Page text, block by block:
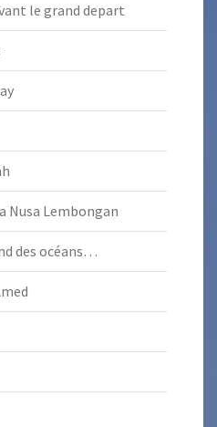
le grand depart
Nusa Lembongan
des océans…